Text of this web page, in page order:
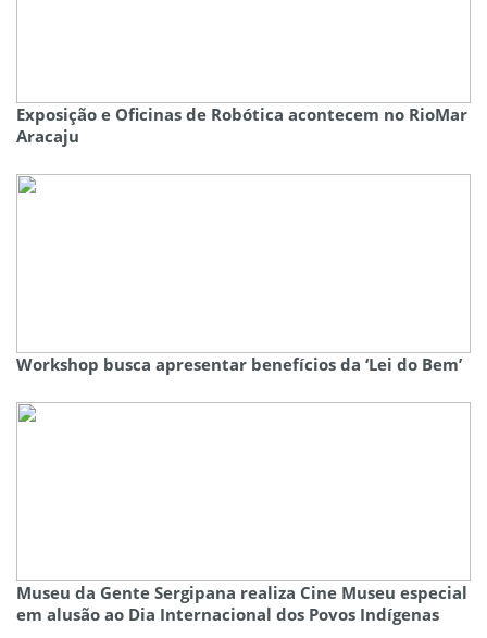
Exposição e Oficinas de Robótica acontecem no RioMar
Aracaju
Workshop busca apresentar benefícios da ‘Lei do Bem’
Museu da Gente Sergipana realiza Cine Museu especial
em alusão ao Dia Internacional dos Povos Indígenas